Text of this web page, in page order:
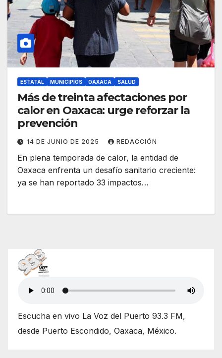
ESTATAL MUNICIPIOS OAXACA SALUD
Más de treinta afectaciones por
calor en Oaxaca: urge reforzar la
prevención
14 DE JUNIO DE 2025 REDACCIÓN
En plena temporada de calor, la entidad de
Oaxaca enfrenta un desafío sanitario creciente:
ya se han reportado 33 impactos…
Escucha en vivo La Voz del Puerto 93.3 FM,
desde Puerto Escondido, Oaxaca, México.